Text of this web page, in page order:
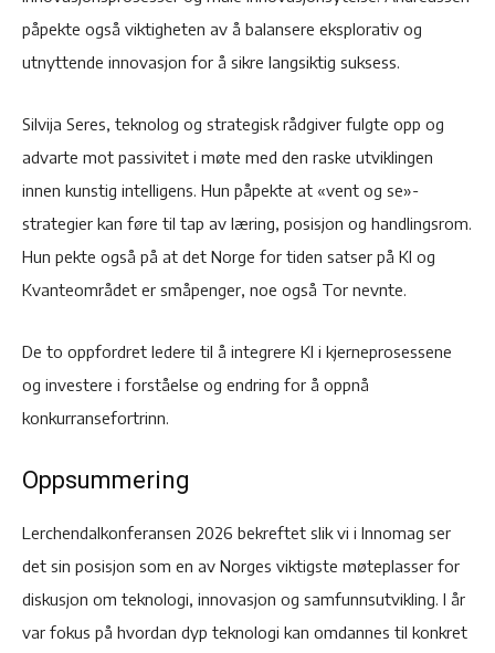
påpekte også viktigheten av å balansere eksplorativ og
utnyttende innovasjon for å sikre langsiktig suksess.
Silvija Seres, teknolog og strategisk rådgiver fulgte opp og
advarte mot passivitet i møte med den raske utviklingen
innen kunstig intelligens. Hun påpekte at «vent og se»-
strategier kan føre til tap av læring, posisjon og handlingsrom.
Hun pekte også på at det Norge for tiden satser på KI og
Kvanteområdet er småpenger, noe også Tor nevnte.
De to oppfordret ledere til å integrere KI i kjerneprosessene
og investere i forståelse og endring for å oppnå
konkurransefortrinn.
Oppsummering
Lerchendalkonferansen 2026 bekreftet slik vi i Innomag ser
det sin posisjon som en av Norges viktigste møteplasser for
diskusjon om teknologi, innovasjon og samfunnsutvikling. I år
var fokus på hvordan dyp teknologi kan omdannes til konkret